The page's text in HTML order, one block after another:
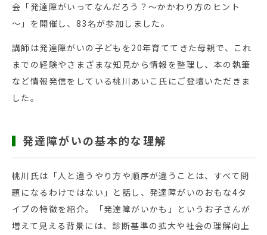
会「発達障がいってなんだろう？～かかわり方のヒント
～」を開催し、83名が参加しました。
講師は発達障がいの子どもを20年育ててきた母親で、これ
までの経験やさまざまな知見から情報を整理し、本の執筆
など情報発信をしている桃川あいこ氏にご登壇いただきま
した。
発達障がいの基本的な理解
桃川氏は「人と違うやり方や順序が違うことは、すべて問
題になるわけではない」と話し、発達障がいのおもな4タ
イプの特徴を紹介。「発達障がいかも」というお子さんが
増えて見える背景には、診断基準の拡大や社会の理解向上